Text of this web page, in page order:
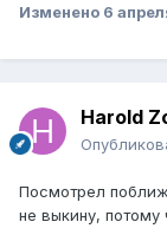
Изменено 6
Harold
Посмотрел
не выкину, потому